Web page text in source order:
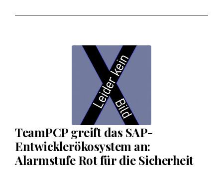
TeamPCP greift das SAP-
Entwicklerökosystem an:
Alarmstufe Rot für die Sicherheit